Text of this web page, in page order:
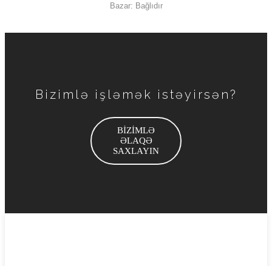
Bazar: Bağlıdır
Bizimlə işləmək istəyirsən?
BİZİMLƏ
ƏLAQƏ
SAXLAYIN